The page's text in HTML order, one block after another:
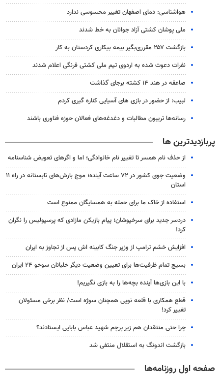
هواشناسی: دمای اصفهان تغییر محسوسی ندارد
ملی پوشان کشتی آزاد جوانان به خط شدند
بازگشت ۲۵۷ مقرری‌بگیر بیمه بیکاری کردستان به کار
نفرات دعوت شده به اردوی تیم ملی کشتی فرنگی اعلام شدند
صاعقه در هند ۱۴ کشته برجای گذاشت
لبیب: از حضور در بازی های آسیایی کناره گیری کردم
رسانه‌ها تریبون مطالبات و دغدغه‌های فعالان حوزه فناوری باشند
پربازدیدترین ها
از حذف نام همسر تا تغییر نام خانوادگی؛ اما و اگرهای تعویض شناسنامه
وضعیت جوی کشور در ۷۲ ساعت آینده؛ موج بارش‌های تابستانه در راه ۱۱
استان
استفاده از خاک ما برای حمله به همسایگان ممنوع است
دردسر جدید برای سرخپوشان؛ پیام بازیکن مازادی که پرسپولیس را نگران
کرد!
افزایش خشم ترامپ از وزیر جنگ کابینه اش پس از تجاوز به ایران
بسیج تمام ظرفیت‌ها برای تعیین وضعیت دیگر خلبانان سوخو ۲۴ ایران
با این بازی‌ها آینده بچه‌ها را به بازی نگیریم!
قطع همکاری با قلعه نویی همچنان سوژه است/ نظر برخی مسئولان
تغییر کرد!
چرا حتی منتقدان هم زیر پرچم شهید عباس بابایی ایستادند؟
بازگشت اندونگ به استقلال منتفی شد
صفحه اول روزنامه‌ها